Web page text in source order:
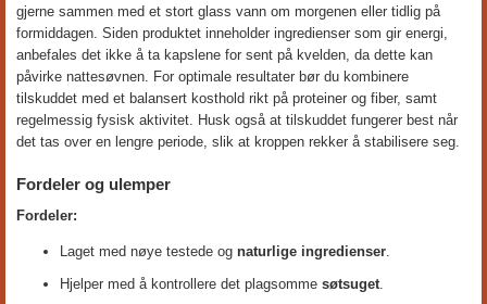
gjerne sammen med et stort glass vann om morgenen eller tidlig på
formiddagen. Siden produktet inneholder ingredienser som gir energi,
anbefales det ikke å ta kapslene for sent på kvelden, da dette kan
påvirke nattesøvnen. For optimale resultater bør du kombinere
tilskuddet med et balansert kosthold rikt på proteiner og fiber, samt
regelmessig fysisk aktivitet. Husk også at tilskuddet fungerer best når
det tas over en lengre periode, slik at kroppen rekker å stabilisere seg.
Fordeler og ulemper
Fordeler:
Laget med nøye testede og naturlige ingredienser.
Hjelper med å kontrollere det plagsomme søtsuget.